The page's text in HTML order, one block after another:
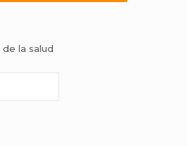
la salud